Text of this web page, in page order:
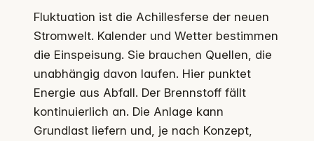
Fluktuation ist die Achillesferse der neuen
Stromwelt. Kalender und Wetter bestimmen
die Einspeisung. Sie brauchen Quellen, die
unabhängig davon laufen. Hier punktet
Energie aus Abfall. Der Brennstoff fällt
kontinuierlich an. Die Anlage kann
Grundlast liefern und, je nach Konzept,